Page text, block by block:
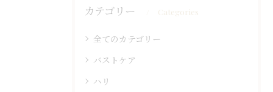
カテゴリー Categories
全てのカテゴリー
バストケア
ハリ